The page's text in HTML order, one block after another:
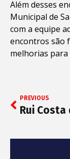
Além desses
Municipal de
com a equipe
encontros são
melhorias para
PREVIOUS